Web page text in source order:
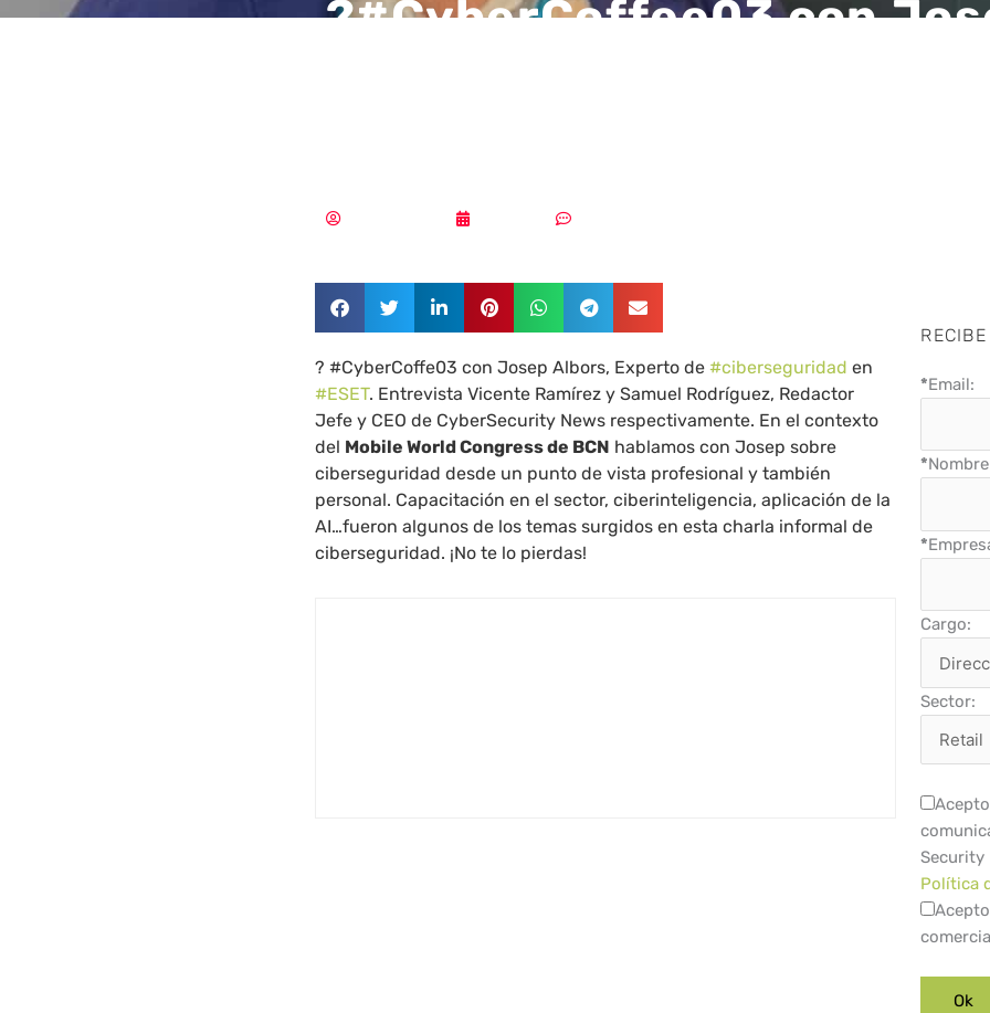
?#CyberCoffee03 con
? #CyberCoffe03 con Josep Albors, Experto de#ciberseguridad en
#ESET. Entrevista Vicente Ramírez y Samuel Rodríguez, Redactor
Jefe y CEO de CyberSecurity News respectivamente. En el contexto
del Mobile World Congress de BCN hablamos con Josep sobre
ciberseguridad desde un punto de vista profesional y también
personal. Capacitación en el sector, ciberinteligencia, aplicación de la
AI…fueron algunos de los temas surgidos en esta charla informal de
ciberseguridad. ¡No te lo pierdas!
*Email:
*
*
Cargo:
Sector:
Security
Política